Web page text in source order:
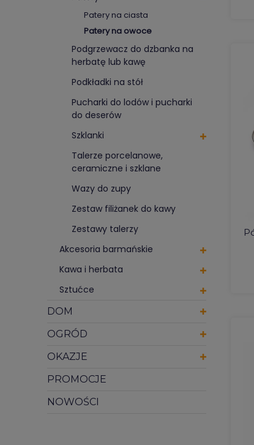
Patery na ciasta
Patery na owoce
Podgrzewacz do dzbanka na
herbatę lub kawę
Podkładki na stół
Pucharki do lodów i pucharki
do deserów
Szklanki
Talerze porcelanowe,
ceramiczne i szklane
Wazy do zupy
Zestaw filiżanek do kawy
Zestawy talerzy
Akcesoria barmańskie
Kawa i herbata
Sztućce
DOM
OGRÓD
OKAZJE
PROMOCJE
NOWOŚCI